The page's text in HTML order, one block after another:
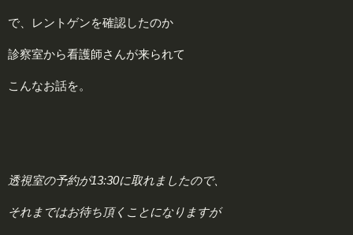
で、レントゲンを確認したのか
診察室から看護師さんが来られて
こんなお話を。
透視室の予約が13:30に取れましたので、
それまではお待ち頂くことになりますが